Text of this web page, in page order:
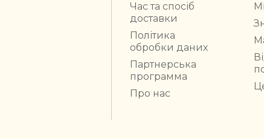
Час та спосіб
доставки
Політика
обробки даних
Партнерська
программа
Про нас